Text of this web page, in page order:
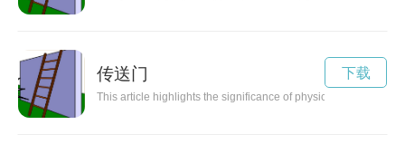
传送门
This article highlights the significance of physical fitness in
下载